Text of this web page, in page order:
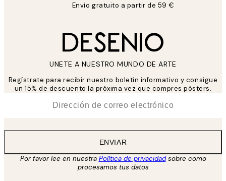
Envío gratuito a partir de 59 €
UNETE A NUESTRO MUNDO DE ARTE
Regístrate para recibir nuestro boletín informativo y consigue
un 15% de descuento la próxima vez que compres pósters.
ENVIAR
Por favor lee en nuestra Política de privacidadsobre como
procesamos tus datos